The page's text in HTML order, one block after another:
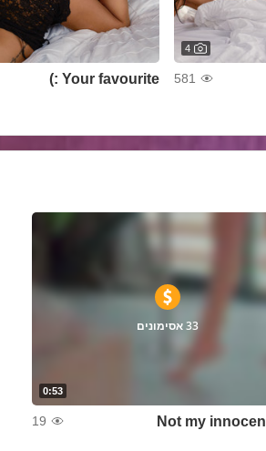
4
581
Your favourite :)
0:53
33 אסימונים
Not my
19